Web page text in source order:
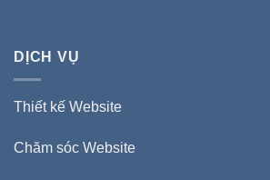
DỊCH VỤ
Thiết kế Website
Chăm sóc Website